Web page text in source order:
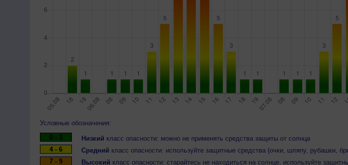
Условные обозначения:
0 - 3
Низкий класс опасности: можно не применять средства защиты от солнца
4 - 6
Средний класс опасности: используйте защитные средства (очки, шляпу, рубашки,
7 - 9
Высокий класс опасности: старайтесь не находиться на солнце, используйте